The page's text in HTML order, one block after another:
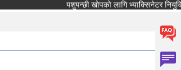
पशुपन्छी खोपको लागि भ्याक्सिनेटर